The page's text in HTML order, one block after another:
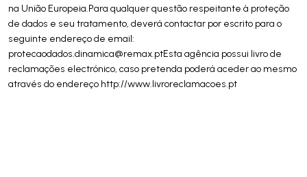
na União Europeia.Para qualquer questão respeitante à proteção
de dados e seu tratamento, deverá contactar por escrito para o
seguinte endereço de email:
protecaodados.dinamica@remax.ptEsta agência possui livro de
reclamações electrónico, caso pretenda poderá aceder ao mesmo
através do endereço http://www.livroreclamacoes.pt